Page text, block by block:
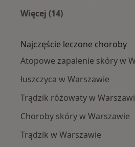
Więcej (14)
Najczęście leczone choroby
Atopowe zapalenie skóry w
łuszczyca w Warszawie
Trądzik różowaty w
Choroby skóry w Warszawie
Trądzik w Warszawie